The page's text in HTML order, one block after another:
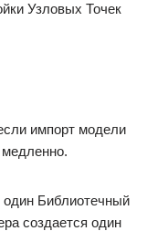
Узловых Точек
импорт модели
один Библиотечный
создается один